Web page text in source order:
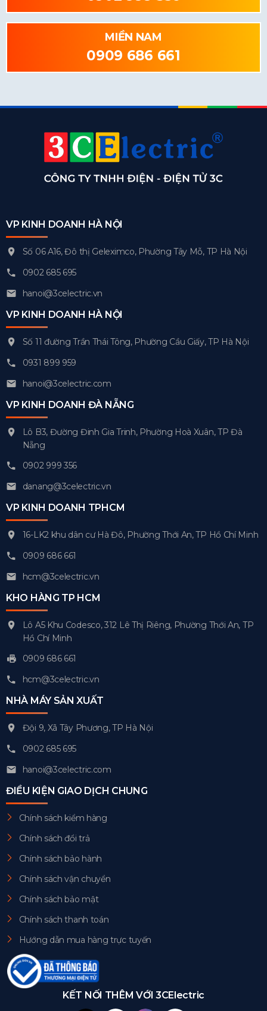
MIỀN NAM
0909 686 661
VP KINH DOANH HÀ NỘI
Số 06 A16, Đô thị Geleximco, Phường Tây Mỗ, TP Hà Nội
0902 685 695
hanoi@3celectric.vn
VP KINH DOANH HÀ NỘI
Số 11 đường Trần Thái Tông, Phường Cầu Giấy, TP Hà Nội
0931 899 959
hanoi@3celectric.com
VP KINH DOANH ĐÀ NẴNG
Lô B3, Đường Đinh Gia Trinh, Phường Hoà Xuân, TP Đà
Nẵng
0902 999 356
danang@3celectric.vn
VP KINH DOANH TPHCM
16-LK2 khu dân cư Hà Đô, Phường Thới An, TP Hồ Chí Minh
0909 686 661
hcm@3celectric.vn
KHO HÀNG TP HCM
Lô A5 Khu Codesco, 312 Lê Thị Riêng, Phường Thới An, TP
Hồ Chí Minh
0909 686 661
hcm@3celectric.vn
NHÀ MÁY SẢN XUẤT
Đội 9, Xã Tây Phương, TP Hà Nội
0902 685 695
hanoi@3celectric.com
ĐIỀU KIỆN GIAO DỊCH CHUNG
Chính sách kiểm hàng
Chính sách đổi trả
Chính sách bảo hành
Chính sách vận chuyển
Chính sách bảo mật
Chính sách thanh toán
Hướng dẫn mua hàng trực tuyến
KẾT NỐI THÊM VỚI 3CElectric